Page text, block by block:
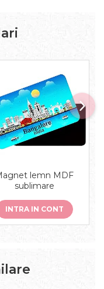
lemn MDF
sublimare
INTRA IN CONT